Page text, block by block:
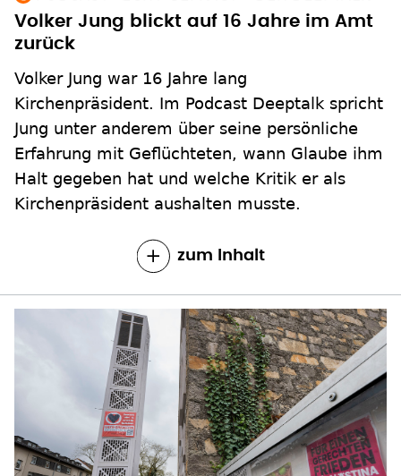
Volker Jung war 16 Jahre lang
Kirchenpräsident. Im Podcast Deeptalk spricht
Jung unter anderem über seine persönliche
Erfahrung mit Geflüchteten, wann Glaube ihm
Halt gegeben hat und welche Kritik er als
Kirchenpräsident aushalten musste.
zum Inhalt